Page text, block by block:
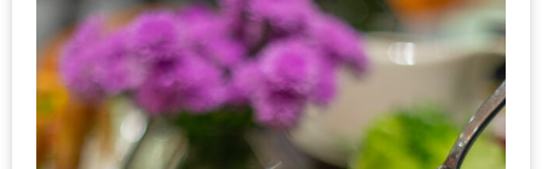
ทะเล
เผา
เชียงใหม่
งบ
ไม่